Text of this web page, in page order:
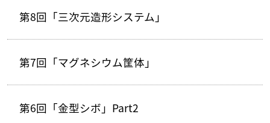
第8回「三次元造形システム」
第7回「マグネシウム筐体」
第6回「金型シボ」Part2